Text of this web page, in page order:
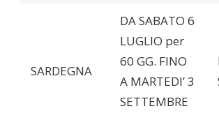
SARDEGNA
DA SABATO 6
LUGLIO per
60 GG. FINO
A MARTEDI’ 3
SETTEMBRE